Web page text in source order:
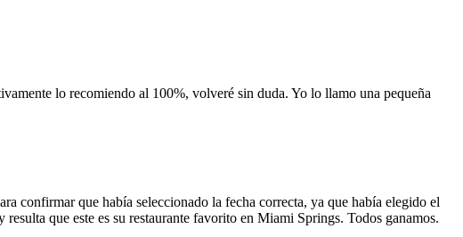
lo recomiendo al 100%, volveré sin duda. Yo lo llamo una pequeña
confirmar que había seleccionado la fecha correcta, ya que había elegido el
que este es su restaurante favorito en Miami Springs. Todos ganamos.